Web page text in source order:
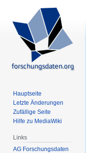
Hauptseite
Letzte Änderungen
Zufällige Seite
Hilfe zu MediaWiki
Links
AG Forschungsdaten